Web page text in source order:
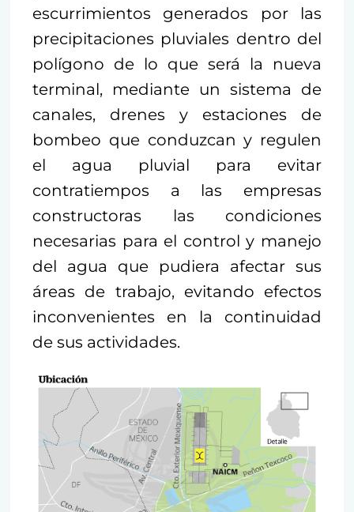
escurrimientos generados por las
precipitaciones pluviales dentro del
polígono de lo que será la nueva
terminal, mediante un sistema de
canales, drenes y estaciones de
bombeo que conduzcan y regulen
el agua pluvial para evitar
contratiempos a las empresas
constructoras las condiciones
necesarias para el control y manejo
del agua que pudiera afectar sus
áreas de trabajo, evitando efectos
inconvenientes en la continuidad
de sus actividades.